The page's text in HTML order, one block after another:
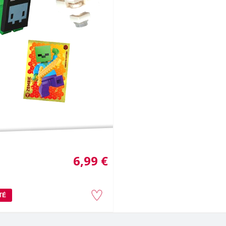
6,99 €